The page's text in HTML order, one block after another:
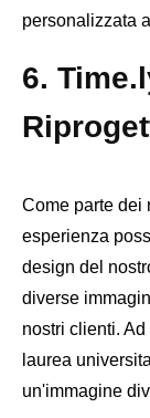
personalizzata
6.
Come parte dei
esperienza
design del
diverse
nostri clienti.
laurea
un'immagine